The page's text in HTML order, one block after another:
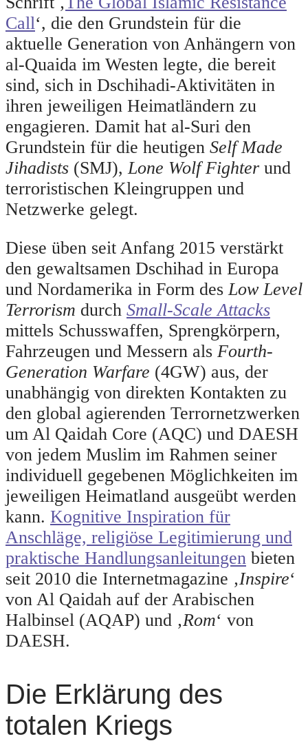
Call‘, die den Grundstein für die
aktuelle Generation von Anhängern von
al-Quaida im Westen legte, die bereit
sind, sich in Dschihadi-Aktivitäten in
ihren jeweiligen Heimatländern zu
engagieren. Damit hat al-Suri den
Grundstein für die heutigen Self Made
Jihadists (SMJ),Lone Wolf Fighter und
terroristischen Kleingruppen und
Netzwerke gelegt.
Diese üben seit Anfang 2015 verstärkt
den gewaltsamen Dschihad in Europa
und Nordamerika in Form des Low Level
Terrorism durch Small-Scale Attacks
mittels Schusswaffen, Sprengkörpern,
Fahrzeugen und Messern als Fourth-
Generation Warfare (4GW) aus, der
unabhängig von direkten Kontakten zu
den global agierenden Terrornetzwerken
um Al Qaidah Core (AQC) und DAESH
von jedem Muslim im Rahmen seiner
individuell gegebenen Möglichkeiten im
jeweiligen Heimatland ausgeübt werden
kann. Kognitive Inspiration für
Anschläge, religiöse Legitimierung und
praktische Handlungsanleitungen bieten
seit 2010 die Internetmagazine ‚Inspire‘
von Al Qaidah auf der Arabischen
Halbinsel (AQAP) und ‚Rom‘ von
DAESH.
Die Erklärung des
totalen Kriegs